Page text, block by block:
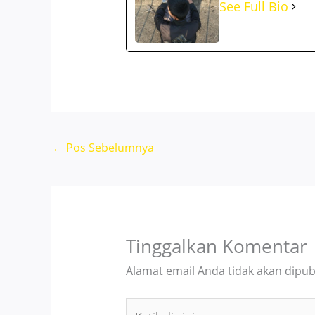
See Full Bio
← Pos Sebelumnya
Tinggalkan Komentar
Alamat email Anda tidak akan